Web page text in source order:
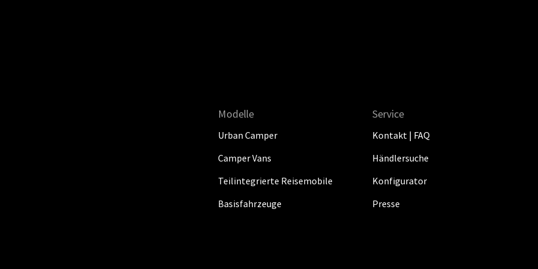
Modelle
Urban Camper
Camper Vans
Teilintegrierte Reisemobile
Basisfahrzeuge
Service
Kontakt | FAQ
Händlersuche
Konfigurator
Presse